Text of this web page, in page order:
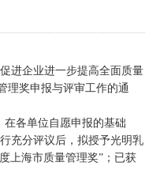
进企业进一步提高全面质量
理奖申报与评审工作的通
各单位自愿申报的基础
充分评议后，拟授予光明乳
上海市质量管理奖”；已获